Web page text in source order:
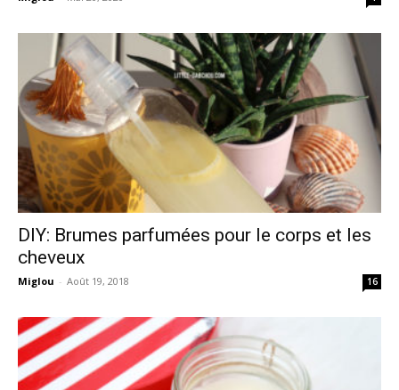
DIY: Brumes parfumées pour le corps et les
cheveux
Miglou - Août 19, 2018 16